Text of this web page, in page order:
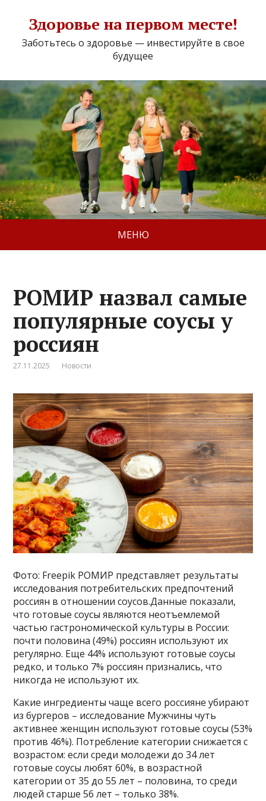
Здоровье на первом месте!
Заботьтесь о здоровье — инвестируйте в свое
будущее
МЕНЮ
РОМИР назвал самые
популярные соусы у
россиян
27.11.2025 Новости
Фото: Freepik РОМИР представляет результаты
исследования потребительских предпочтений
россиян в отношении соусов.Данные показали,
что готовые соусы являются неотъемлемой
частью гастрономической культуры в России:
почти половина (49%) россиян используют их
регулярно. Еще 44% используют готовые соусы
редко, и только 7% россиян признались, что
никогда не используют их.
Какие ингредиенты чаще всего россияне убирают
из бургеров – исследование Мужчины чуть
активнее женщин используют готовые соусы (53%
против 46%). Потребление категории снижается с
возрастом: если среди молодежи до 34 лет
готовые соусы любят 60%, в возрастной
категории от 35 до 55 лет – половина, то среди
людей старше 56 лет – только 38%.